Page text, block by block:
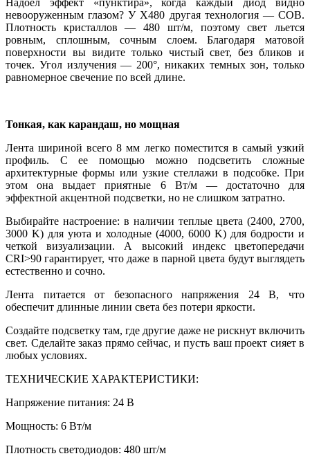
невооруженным глазом? У X480 другая технология — COB.
Плотность кристаллов — 480 шт/м, поэтому свет льется
ровным, сплошным, сочным слоем. Благодаря матовой
поверхности вы видите только чистый свет, без бликов и
точек. Угол излучения — 200°, никаких темных зон, только
равномерное свечение по всей длине.
Тонкая, как карандаш, но мощная
Лента шириной всего 8 мм легко поместится в самый узкий
профиль. С ее помощью можно подсветить сложные
архитектурные формы или узкие стеллажи в подсобке. При
этом она выдает приятные 6 Вт/м — достаточно для
эффектной акцентной подсветки, но не слишком затратно.
Выбирайте настроение: в наличии теплые цвета (2400, 2700,
3000 K) для уюта и холодные (4000, 6000 K) для бодрости и
четкой визуализации. А высокий индекс цветопередачи
CRI>90 гарантирует, что даже в парной цвета будут выглядеть
естественно и сочно.
Лента питается от безопасного напряжения 24 В, что
обеспечит длинные линии света без потери яркости.
Создайте подсветку там, где другие даже не рискнут включить
свет. Сделайте заказ прямо сейчас, и пусть ваш проект сияет в
любых условиях.
ТЕХНИЧЕСКИЕ ХАРАКТЕРИСТИКИ:
Напряжение питания: 24 В
Мощность: 6 Вт/м
Плотность светодиодов: 480 шт/м